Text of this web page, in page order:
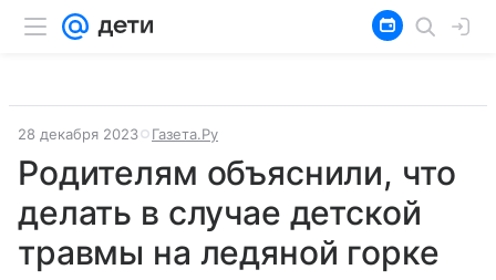
28 декабря 2023 Газета.Ру
Родителям объяснили, что
делать в случае детской
травмы на ледяной горке